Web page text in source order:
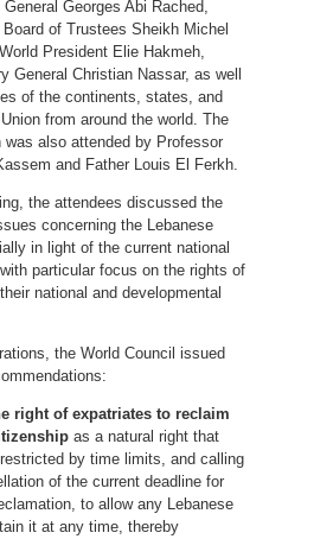
Georges Abi Rached,
of Trustees Sheikh Michel
President Elie Hakmeh,
General Christian Nassar, as well
of the continents, states, and
from around the world. The
was also attended by Professor
and Father Louis El Ferkh.
the attendees discussed the
concerning the Lebanese
in light of the current national
particular focus on the rights of
national and developmental
the World Council issued
right of expatriates to reclaim
as a natural right that
by time limits, and calling
of the current deadline for
to allow any Lebanese
it at any time, thereby